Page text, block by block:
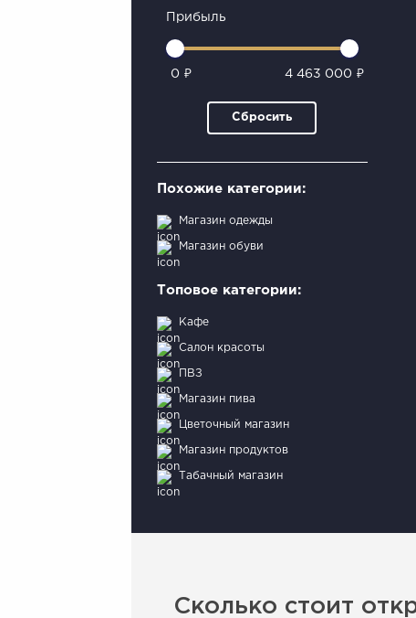
Прибыль
0 ₽ 4 463 000 ₽
Сбросить
Похожие категории:
Магазин одежды
Магазин обуви
Топовое категории:
Кафе
Салон красоты
ПВЗ
Магазин пива
Цветочный магазин
Магазин продуктов
Табачный магазин
Сколько стоит